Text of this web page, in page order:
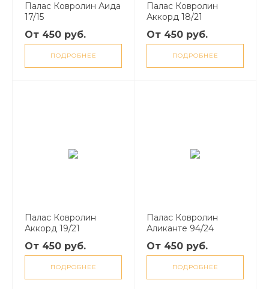
Палас Ковролин Аида
17/15
От 450 руб.
ПОДРОБНЕЕ
Палас Ковролин
Аккорд 18/21
От 450 руб.
ПОДРОБНЕЕ
Палас Ковролин
Аккорд 19/21
От 450 руб.
ПОДРОБНЕЕ
Палас Ковролин
Аликанте 94/24
От 450 руб.
ПОДРОБНЕЕ